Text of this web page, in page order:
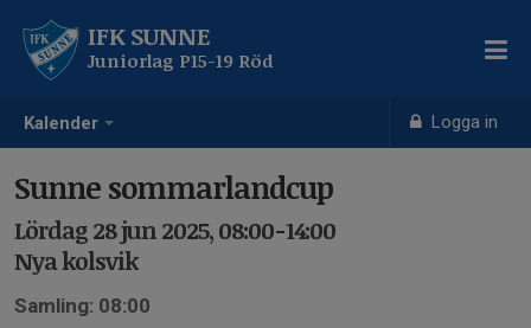
Kalender Logga in
IFK SUNNE
Juniorlag P15-19 Röd
Sunne sommarlandcup
Lördag 28 jun 2025, 08:00-14:00
Nya kolsvik
Samling: 08:00